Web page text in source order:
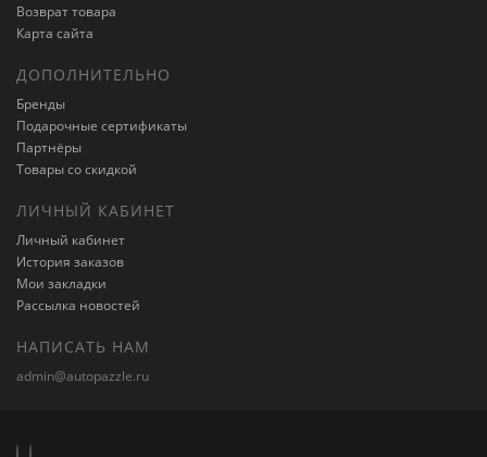
Возврат товара
Карта сайта
ДОПОЛНИТЕЛЬНО
Бренды
Подарочные сертификаты
Партнёры
Товары со скидкой
ЛИЧНЫЙ КАБИНЕТ
Личный кабинет
История заказов
Мои закладки
Рассылка новостей
НАПИСАТЬ НАМ
admin@autopazzle.ru